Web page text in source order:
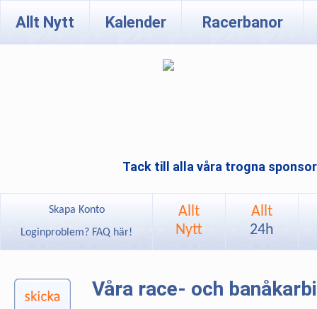
Allt Nytt Kalender Racerbanor
Tack till alla våra trogna
Skapa Konto
Loginproblem? FAQ här!
Allt
Nytt
Allt
24h
Våra race- och